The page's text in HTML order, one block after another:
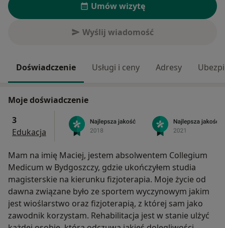
Umów wizytę
Wyślij wiadomość
Doświadczenie Usługi i ceny Adresy
Moje doświadczenie
3
Edukacja
Mam na imię Maciej, jestem absolwentem Collegium
Medicum w Bydgoszczy, gdzie ukończyłem studia
magisterskie na kierunku fizjoterapia. Moje życie od
dawna związane było ze sportem wyczynowym jakim
jest wioślarstwo oraz fizjoterapią, z której sam jako
zawodnik korzystam. Rehabilitacja jest w stanie ulżyć